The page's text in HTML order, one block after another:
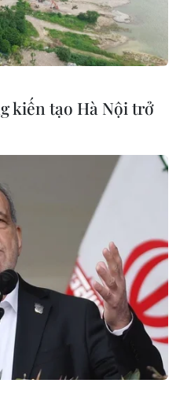
nóng kéo dài
thành tháng Chín có nền
kết thúc chuỗi 16 tháng
kéo dài nhất trong 137 năm
kiến tạo Hà Nội trở